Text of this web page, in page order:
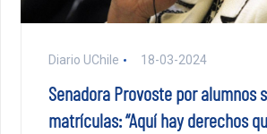
Diario UChile 18-03-2024
Senadora Provoste por alumnos
matrículas: “Aquí hay derechos